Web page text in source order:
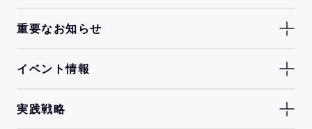
重要なお知らせ
イベント情報
実践戦略